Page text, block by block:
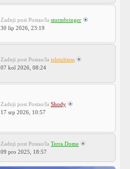
Zadnji post Postao/la stormbringer
30 lip 2026, 23:19
Zadnji post Postao/la teletubiess
07 kol 2026, 08:24
Zadnji post Postao/la Shody
17 srp 2026, 10:57
Zadnji post Postao/la Terra Dome
09 pro 2025, 18:57